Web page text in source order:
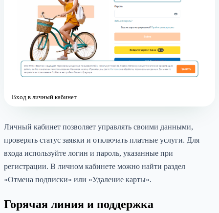
Вход в личный кабинет
Личный кабинет позволяет управлять своими данными,
проверять статус заявки и отключать платные услуги. Для
входа используйте логин и пароль, указанные при
регистрации. В личном кабинете можно найти раздел
«Отмена подписки» или «Удаление карты».
Горячая линия и поддержка